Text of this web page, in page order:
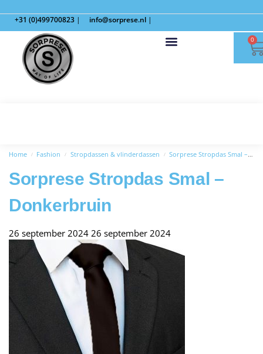
+31 (0)499700823 | info@sorprese.nl |
0
Home / Fashion / Stropdassen & vlinderdassen / Sorprese Stropdas Smal – Donkerbruin
Sorprese Stropdas Smal –
Donkerbruin
26 september 2024 26 september 2024